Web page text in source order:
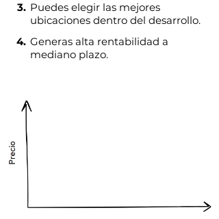
3. Puedes elegir las mejores
ubicaciones dentro del desarrollo.
4. Generas alta rentabilidad a
mediano plazo.